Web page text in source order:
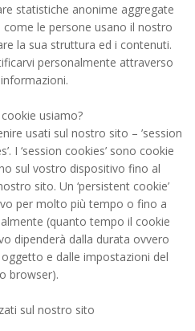
statistiche anonime aggregate
le persone usano il nostro
la sua struttura ed i contenuti.
personalmente attraverso
usiamo?
usati sul nostro sito – ’session
I ‘session cookies’ sono cookie
sul vostro dispositivo fino al
sito. Un ‘persistent cookie’
per molto più tempo o fino a
(quanto tempo il cookie
dipenderà dalla durata ovvero
oggetto e dalle impostazioni del
browser).
sul nostro sito